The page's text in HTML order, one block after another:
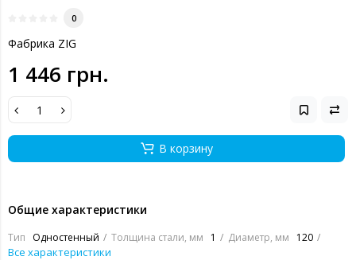
0
Фабрика ZIG
1 446 грн.
В корзину
Общие характеристики
Тип Одностенный Толщина стали, мм 1 Диаметр, мм 120
Все характеристики